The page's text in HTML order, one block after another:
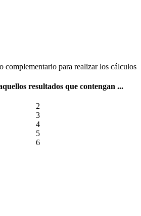
complementario para realizar los cálculos
resultados que contengan ...
2
3
4
5
6